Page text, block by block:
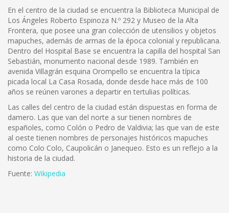
En el centro de la ciudad se encuentra la Biblioteca Municipal de
Los Ángeles Roberto Espinoza N.º 292 y Museo de la Alta
Frontera, que posee una gran colección de utensilios y objetos
mapuches, además de armas de la época colonial y republicana.
Dentro del Hospital Base se encuentra la capilla del hospital San
Sebastián, monumento nacional desde 1989. También en
avenida Villagrán esquina Orompello se encuentra la típica
picada local La Casa Rosada, donde desde hace más de 100
años se reúnen varones a departir en tertulias políticas.
Las calles del centro de la ciudad están dispuestas en forma de
damero. Las que van del norte a sur tienen nombres de
españoles, como Colón o Pedro de Valdivia; las que van de este
al oeste tienen nombres de personajes históricos mapuches
como Colo Colo, Caupolicán o Janequeo. Esto es un reflejo a la
historia de la ciudad.
Fuente: Wikipedia